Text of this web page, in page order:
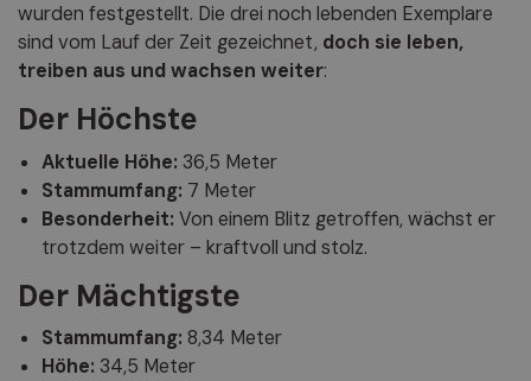
wurden festgestellt. Die drei noch lebenden Exemplare
sind vom Lauf der Zeit gezeichnet, doch sie leben,
treiben aus und wachsen weiter:
Der Höchste
Aktuelle Höhe: 36,5 Meter
Stammumfang: 7 Meter
Besonderheit: Von einem Blitz getroffen, wächst er
trotzdem weiter – kraftvoll und stolz.
Der Mächtigste
Stammumfang: 8,34 Meter
Höhe: 34,5 Meter